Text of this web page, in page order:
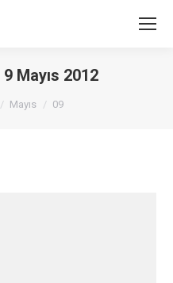
9 Mayıs 2012
Mayıs 09